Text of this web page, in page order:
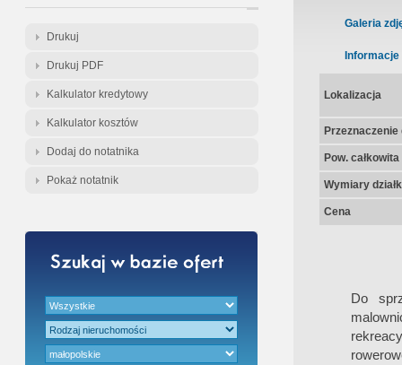
Gratis - Przedwstępna Umowa
Drukuj
Drukuj PDF
Kalkulator kredytowy
Kalkulator kosztów
Dodaj do notatnika
Pokaż notatnik
Galeria
Informacje
Lokalizacja
Przeznaczenie
Pow.
Wymiary
Cena
Do